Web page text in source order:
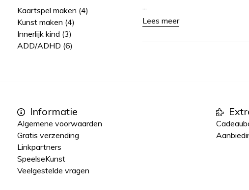
Kaartspel maken (4)
Kunst maken (4)
Innerlijk kind (3)
ADD/ADHD (6)
...
Lees meer
Informatie
Algemene voorwaarden
Gratis verzending
Linkpartners
SpeelseKunst
Veelgestelde vragen